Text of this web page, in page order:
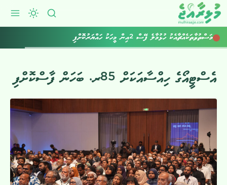
ކުރިއަށްއޮތް ހަފުތާގައިވެސް މޫސުން ގޯސް
މަސްތުވާތަކެއްޗާއެކު ހުޅުމާލެ ފޭސް 2އިން މީހަކު ހައްޔަރުކޮށްފި
އެސްޓީއޯގެ ހިއްސާއަކަށް 85ރ. ބަހަން ފާސްކޮށްފި